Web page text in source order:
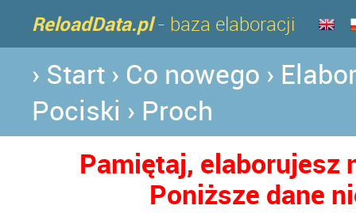
ReloadData.pl- baza elaboracji
› Start › Co nowego ›
Pociski › Proch
Pamiętaj, elaborujesz
Poniższe dane